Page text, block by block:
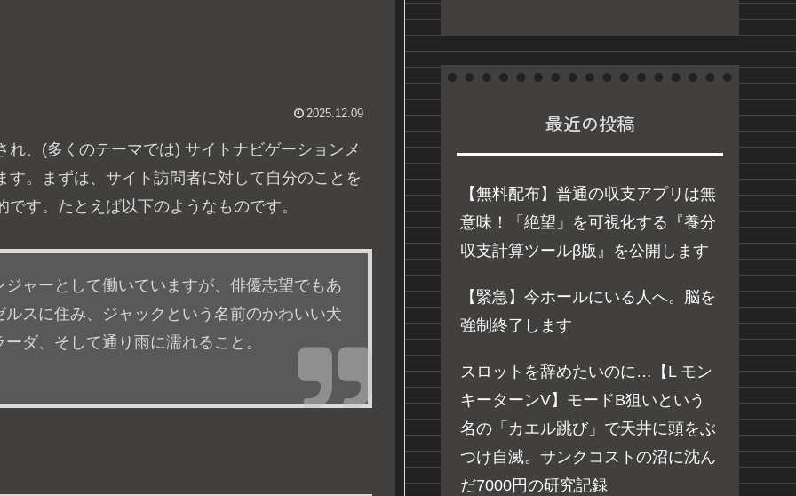
2025.12.09
、(多くのテーマでは) サイトナビゲーションメ
。まずは、サイト訪問者に対して自分のことを
す。たとえば以下のようなものです。
ャーとして働いていますが、俳優志望でもあ
スに住み、ジャックという名前のかわいい犬
ダ、そして通り雨に濡れること。
最近の投稿
【無料配布】普通の収支アプリは無
意味！「絶望」を可視化する『養分
収支計算ツールβ版』を公開します
【緊急】今ホールにいる人へ。脳を
強制終了します
スロットを辞めたいのに…【L モン
キーターンV】モードB狙いという
名の「カエル跳び」で天井に頭をぶ
つけ自滅。サンクコストの沼に沈ん
だ7000円の研究記録